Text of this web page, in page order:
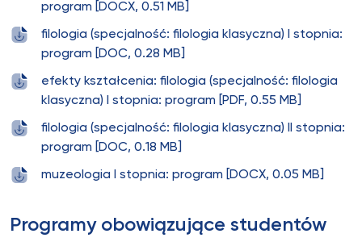
program [DOCX, 0.51 MB]
filologia (specjalność: filologia klasyczna) I stopnia:
program [DOC, 0.28 MB]
efekty kształcenia: filologia (specjalność: filologia
klasyczna) I stopnia: program [PDF, 0.55 MB]
filologia (specjalność: filologia klasyczna) II stopnia:
program [DOC, 0.18 MB]
muzeologia I stopnia: program [DOCX, 0.05 MB]
Programy obowiązujące studentów